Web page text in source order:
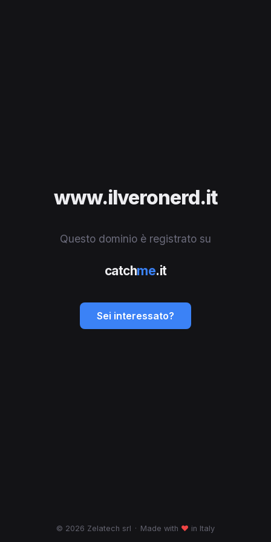
www.ilveronerd.it
Questo dominio è registrato su
catchme.it
Sei interessato?
© 2026 Zelatech srl · Made with ♥ in Italy